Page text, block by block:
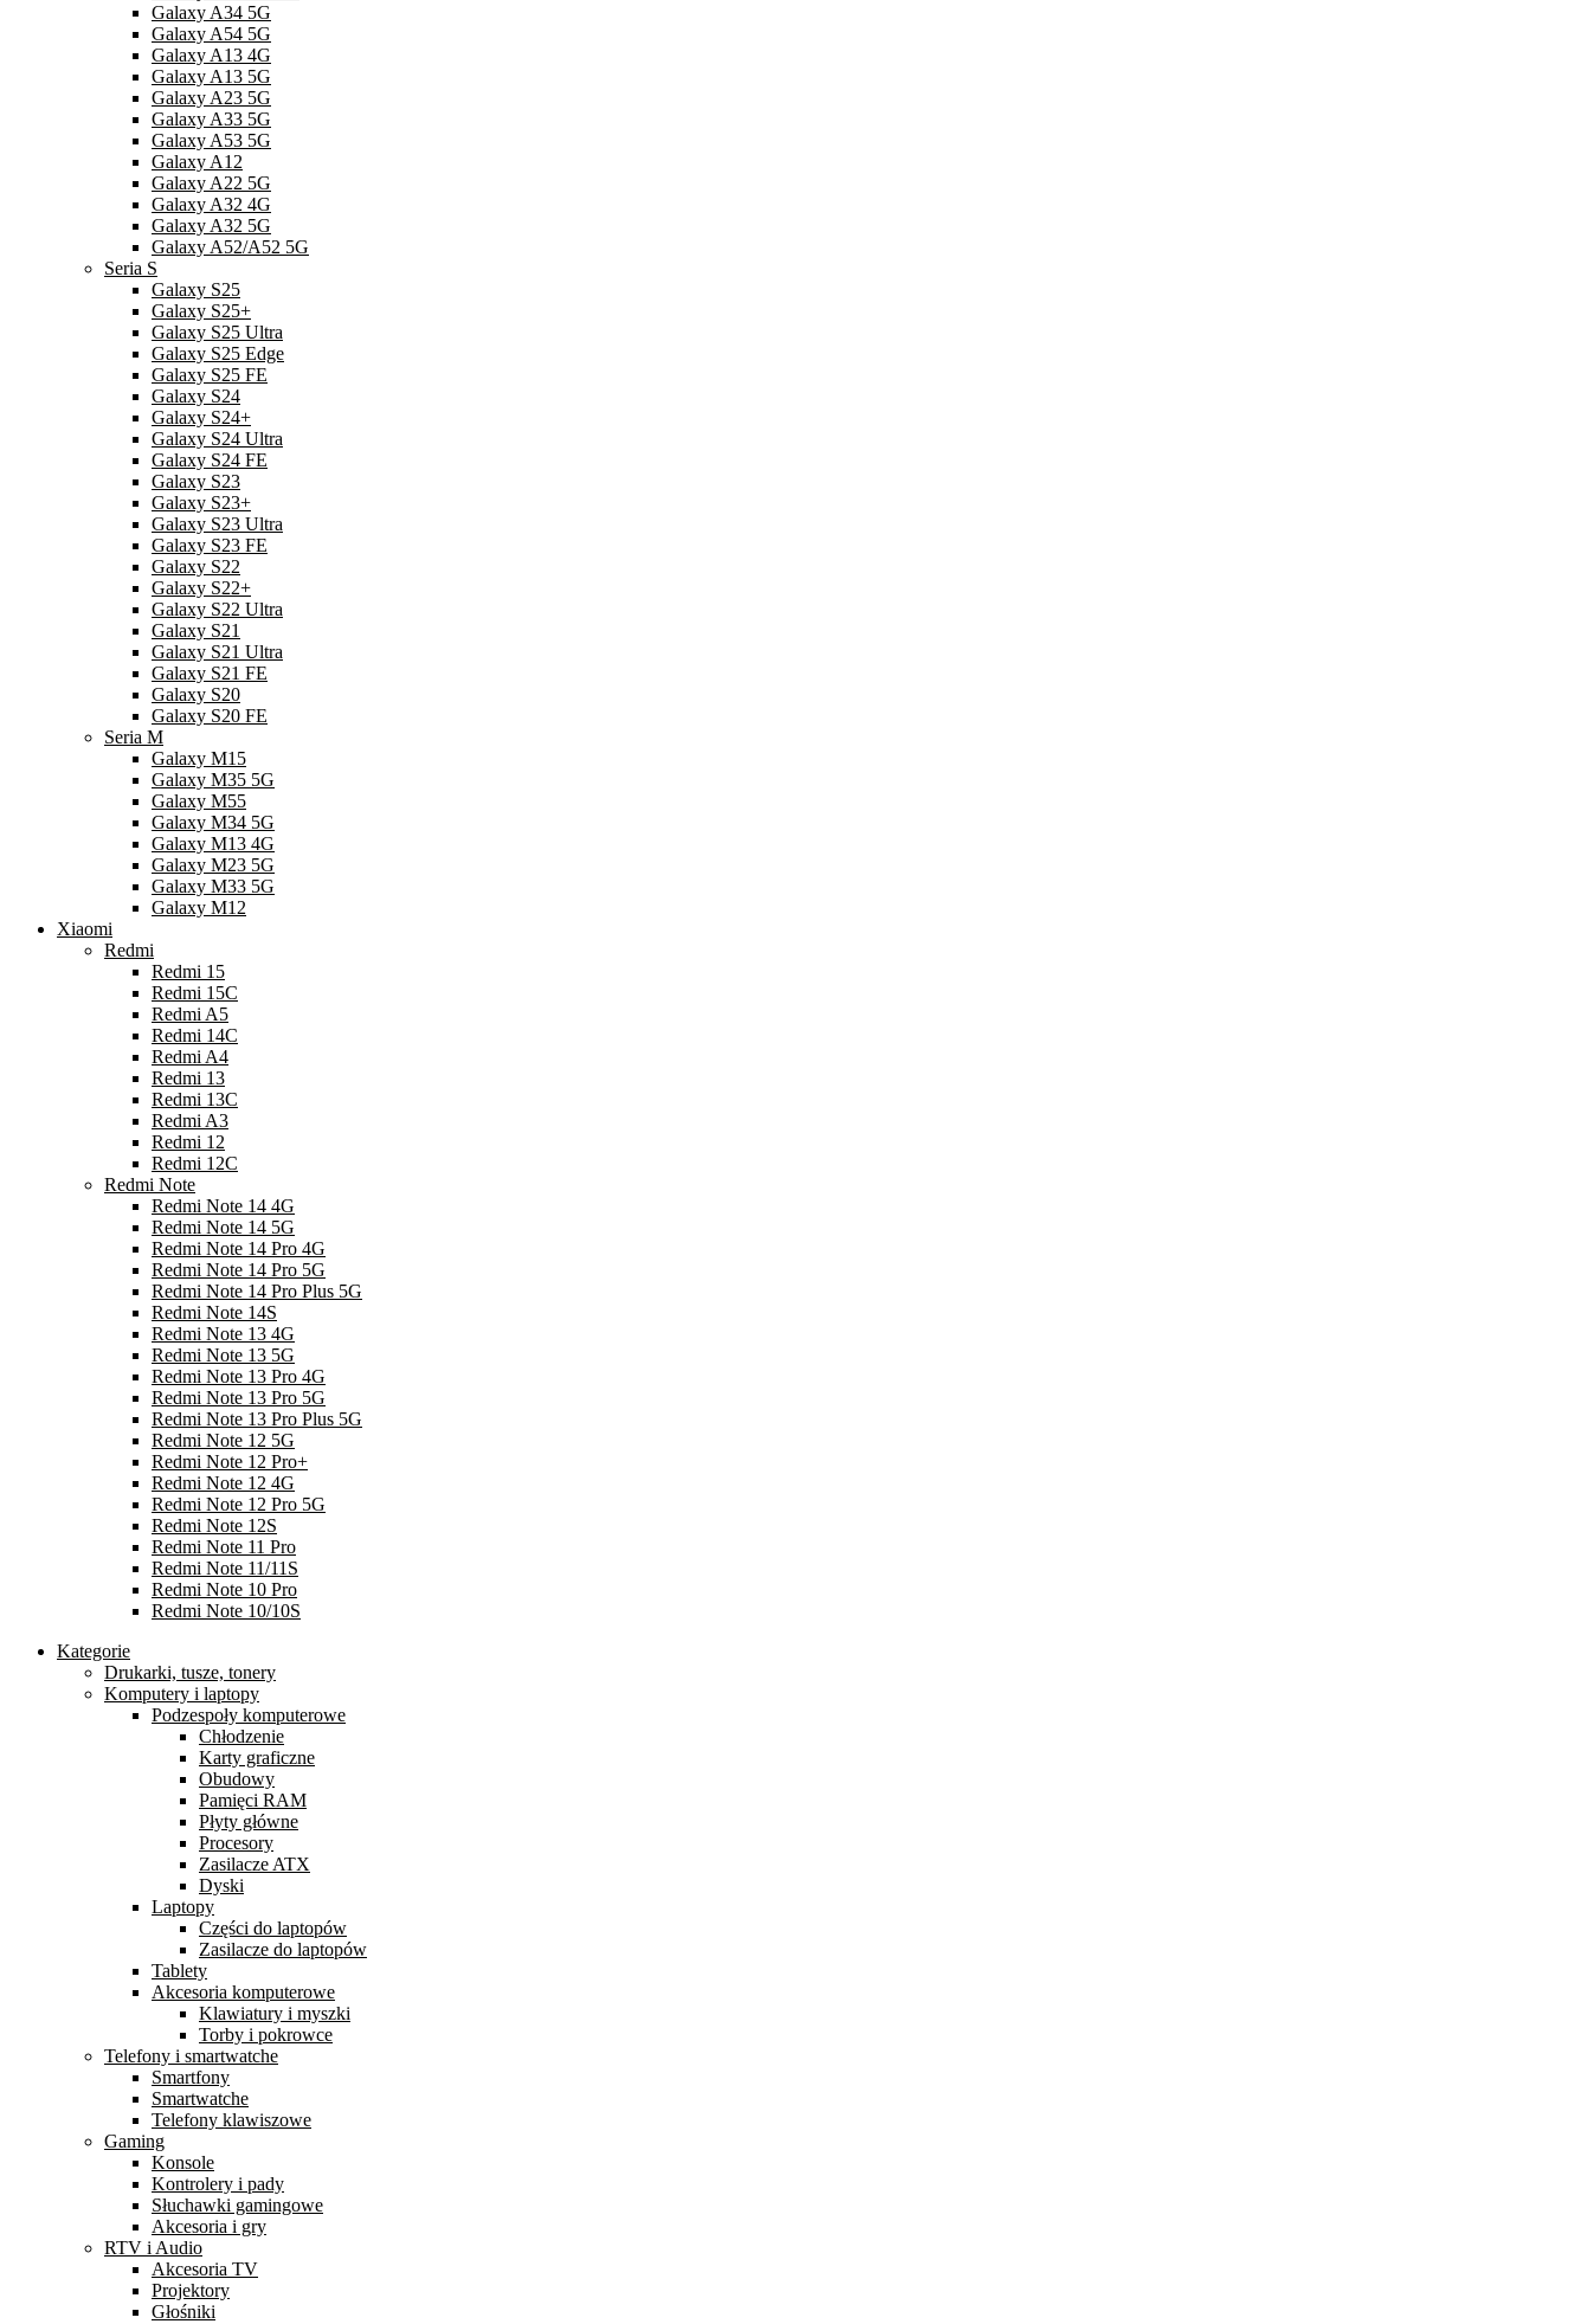
Galaxy A34 5G
Galaxy A54 5G
Galaxy A13 4G
Galaxy A13 5G
Galaxy A23 5G
Galaxy A33 5G
Galaxy A53 5G
Galaxy A12
Galaxy A22 5G
Galaxy A32 4G
Galaxy A32 5G
Galaxy A52/A52 5G
Seria S
Galaxy S25
Galaxy S25+
Galaxy S25 Ultra
Galaxy S25 Edge
Galaxy S25 FE
Galaxy S24
Galaxy S24+
Galaxy S24 Ultra
Galaxy S24 FE
Galaxy S23
Galaxy S23+
Galaxy S23 Ultra
Galaxy S23 FE
Galaxy S22
Galaxy S22+
Galaxy S22 Ultra
Galaxy S21
Galaxy S21 Ultra
Galaxy S21 FE
Galaxy S20
Galaxy S20 FE
Seria M
Galaxy M15
Galaxy M35 5G
Galaxy M55
Galaxy M34 5G
Galaxy M13 4G
Galaxy M23 5G
Galaxy M33 5G
Galaxy M12
Xiaomi
Redmi
Redmi 15
Redmi 15C
Redmi A5
Redmi 14C
Redmi A4
Redmi 13
Redmi 13C
Redmi A3
Redmi 12
Redmi 12C
Redmi Note
Redmi Note 14 4G
Redmi Note 14 5G
Redmi Note 14 Pro 4G
Redmi Note 14 Pro 5G
Redmi Note 14 Pro Plus 5G
Redmi Note 14S
Redmi Note 13 4G
Redmi Note 13 5G
Redmi Note 13 Pro 4G
Redmi Note 13 Pro 5G
Redmi Note 13 Pro Plus 5G
Redmi Note 12 5G
Redmi Note 12 Pro+
Redmi Note 12 4G
Redmi Note 12 Pro 5G
Redmi Note 12S
Redmi Note 11 Pro
Redmi Note 11/11S
Redmi Note 10 Pro
Redmi Note 10/10S
Kategorie
Drukarki, tusze, tonery
Komputery i laptopy
Podzespoły komputerowe
Chłodzenie
Karty graficzne
Obudowy
Pamięci RAM
Płyty główne
Procesory
Zasilacze ATX
Dyski
Laptopy
Części do laptopów
Zasilacze do laptopów
Tablety
Akcesoria komputerowe
Klawiatury i myszki
Torby i pokrowce
Telefony i smartwatche
Smartfony
Smartwatche
Telefony klawiszowe
Gaming
Konsole
Kontrolery i pady
Słuchawki gamingowe
Akcesoria i gry
RTV i Audio
Akcesoria TV
Projektory
Głośniki